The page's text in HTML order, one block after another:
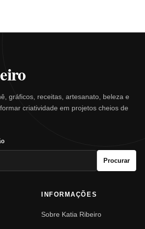
gráficos, receitas, artesanato, beleza e
criatividade em projetos cheios de
Procurar
INFORMAÇÕES
Sobre Katia Ribeiro